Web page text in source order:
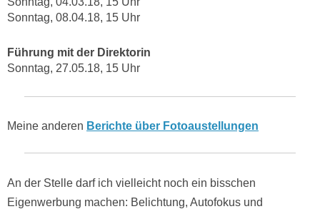
Sonntag, 08.04.18, 15 Uhr
Führung mit der Direktorin
Sonntag, 27.05.18, 15 Uhr
Meine anderen Berichte über Fotoaustellungen
An der Stelle darf ich vielleicht noch ein bisschen
Eigenwerbung machen: Belichtung, Autofokus und